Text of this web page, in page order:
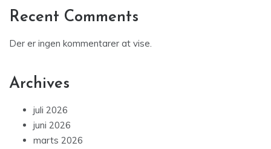
Recent Comments
Der er ingen kommentarer at vise.
Archives
juli 2026
juni 2026
marts 2026